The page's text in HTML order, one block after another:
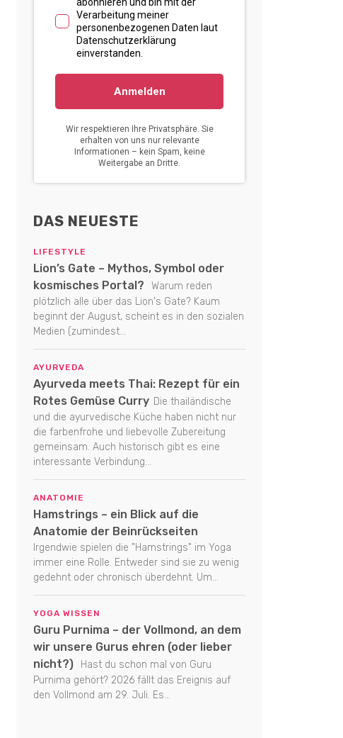
DAS NEUESTE
LIFESTYLE
Lion’s Gate – Mythos, Symbol oder
kosmisches Portal?
Warum reden
plötzlich alle über das Lion's Gate? Kaum
beginnt der August, scheint es in den sozialen
Medien (zumindest...
AYURVEDA
Ayurveda meets Thai: Rezept für ein
Rotes Gemüse Curry Die thailändische
und die ayurvedische Küche haben nicht nur
die farbenfrohe und liebevolle Zubereitung
gemeinsam. Auch historisch gibt es eine
interessante Verbindung...
ANATOMIE
Hamstrings – ein Blick auf die
Anatomie der Beinrückseiten
Irgendwie spielen die "Hamstrings" im Yoga
immer eine Rolle. Entweder sind sie zu wenig
gedehnt oder chronisch überdehnt. Um...
YOGA WISSEN
Guru Purnima – der Vollmond, an dem
wir unsere Gurus ehren (oder lieber
nicht?)
Hast du schon mal von Guru
Purnima gehört? 2026 fällt das Ereignis auf
den Vollmond am 29. Juli. Es...